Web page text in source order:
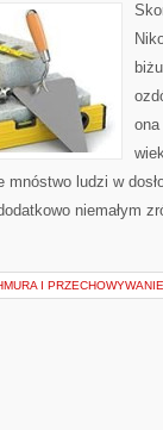
ona
mnóstwo ludzi w
niemałym
I